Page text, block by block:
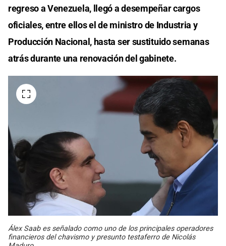
regreso a Venezuela, llegó a desempeñar cargos
oficiales, entre ellos el de ministro de Industria y
Producción Nacional, hasta ser sustituido semanas
atrás durante una renovación del gabinete.
Álex Saab es señalado como uno de los principales operadores
financieros del chavismo y presunto testaferro de Nicolás